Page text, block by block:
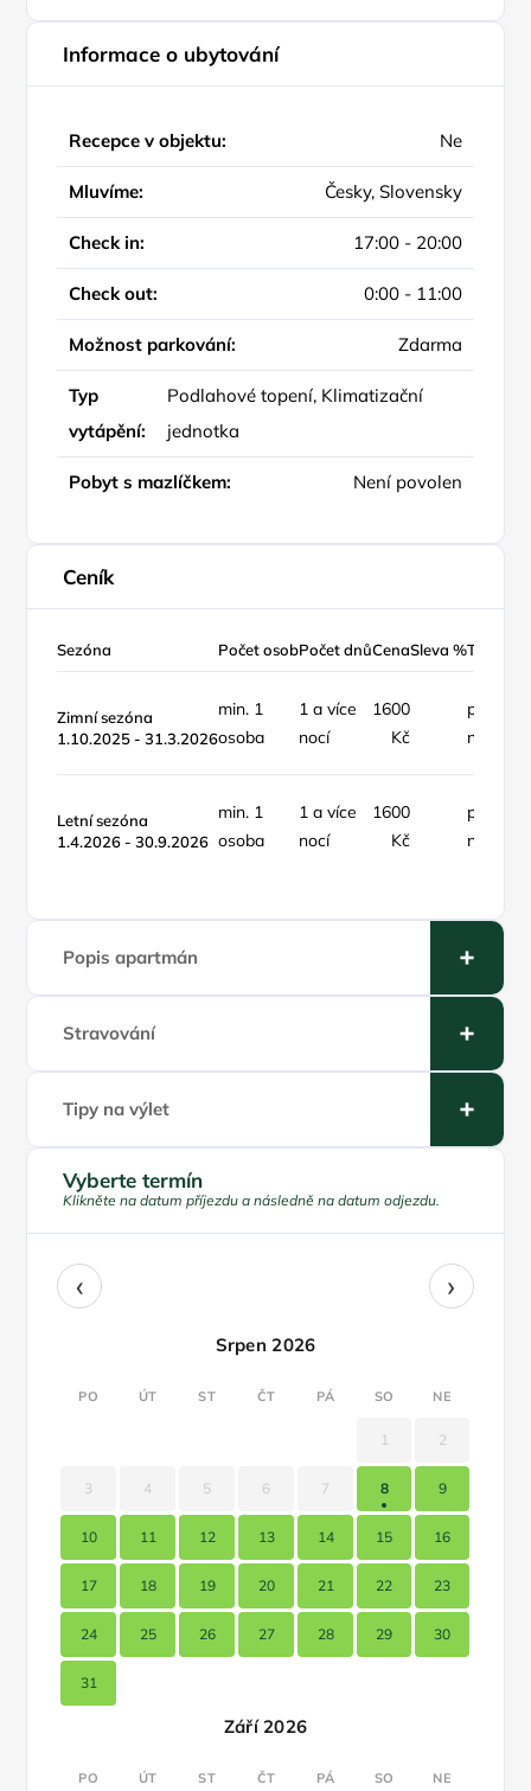
Informace o ubytování
Recepce v objektu: Ne
Mluvíme: Česky, Slovensky
Check in: 17:00 - 20:00
Check out: 0:00 - 11:00
Možnost parkování: Zdarma
Typ
vytápění:
Podlahové topení, Klimatizační
jednotka
Pobyt s mazlíčkem: Není povolen
Ceník
Sezóna Počet osobPočet dnůCenaSleva %Typ ceny
Zimní sezóna
1.10.2025 - 31.3.2026
min. 1
osoba
1 a více
nocí
1600
Kč
pokoj /
noc
Letní sezóna
1.4.2026 - 30.9.2026
min. 1
osoba
1 a více
nocí
1600
Kč
pokoj /
noc
Popis apartmán
Stravování
Tipy na výlet
Vyberte termín
Klikněte na datum příjezdu a následně na datum odjezdu.
‹ ›
Srpen 2026
PO ÚT ST ČT PÁ SO NE
1 2
3 4 5 6 7 8 9
10 11 12 13 14 15 16
17 18 19 20 21 22 23
24 25 26 27 28 29 30
31
Září 2026
PO ÚT ST ČT PÁ SO NE